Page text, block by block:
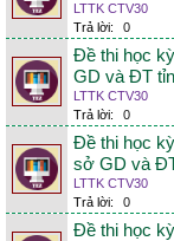
LTTK CTV30
Trả lời:
0
Đề thi học
GD và ĐT
LTTK CTV30
Trả lời:
0
Đề thi học
sở GD và
LTTK CTV30
Trả lời:
0
Đề thi học